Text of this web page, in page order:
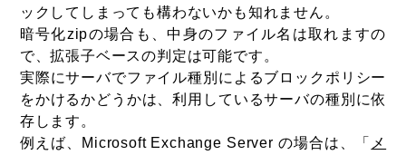
ックしてしまっても構わないかも知れません。
暗号化zipの場合も、中身のファイル名は取れますの
で、拡張子ベースの判定は可能です。
実際にサーバでファイル種別によるブロックポリシー
をかけるかどうかは、利用しているサーバの種別に依
存します。
例えば、Microsoft Exchange Server の場合は、「
メ